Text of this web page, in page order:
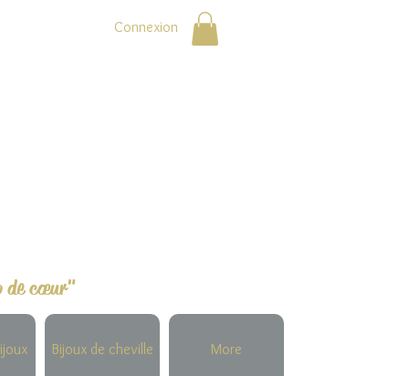
Connexion
de cœur"
Bijoux de cheville More